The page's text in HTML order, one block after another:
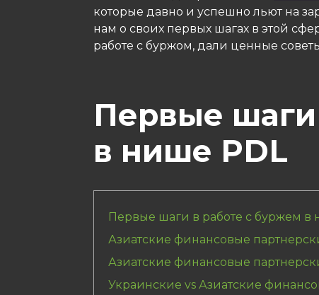
которые давно и успешно льют на
нам о своих первых шагах в этой
работе с буржом, дали ценные
Первые
в нише PDL
Первые шаги в работе с буржем в
Азиатские финансовые
Азиатские финансовые
Украинские vs Азиатские